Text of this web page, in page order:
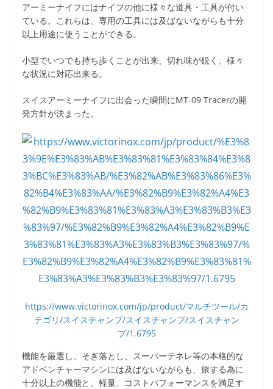
アーミーナイフにはナイフの他に様々な道具・工具が付い
ている。これらは、専用の工具には及ばないながらも十分
以上用途に使うことができる。
小型でいつでも持ち歩くことが出来、切れ味が鋭く、様々
な状況に対応出来る。
スイスアーミーナイフに出会った瞬間にMT-09 Tracerの開
発方針が決まった。
https://www.victorinox.com/jp/product/マルチツール/カ
テゴリ/スイスチャンプ/スイスチャンプ/スイスチャン
プ/1.6795
機能を厳選し、そぎ落とし、スーパーテネレ等の本格的な
アドベンチャーマシンには及ばないながらも、旅する為に
十分以上の機能と、軽量、コストパフォーマンスを満足す